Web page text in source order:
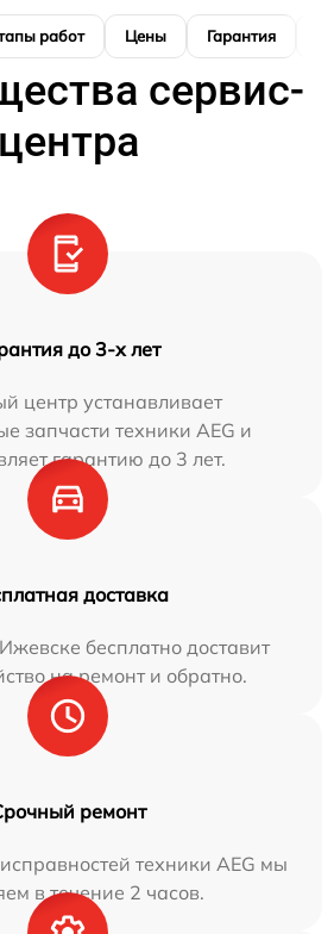
работ Цены Гарантия
сервис-
центра
до 3-х лет
центр устанавливает
запчасти техники AEG и
гарантию до 3 лет.
доставка
бесплатно доставит
на ремонт и обратно.
ремонт
техники AEG мы
в течение 2 часов.